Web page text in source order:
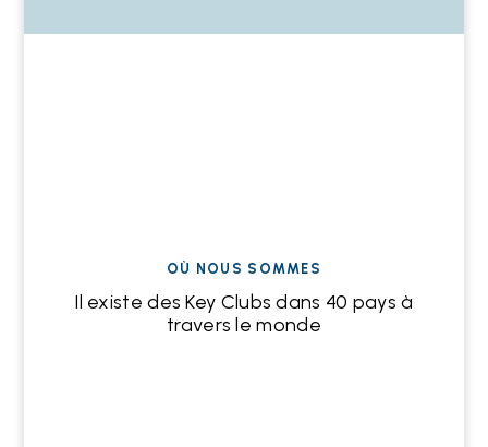
OÙ NOUS SOMMES
Il existe des Key Clubs dans 40 pays à
travers le monde